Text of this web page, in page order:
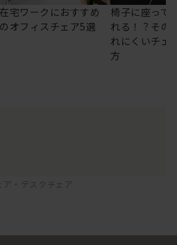
在宅ワークにおすすめ
のオフィスチェア5選
椅子に座って
れる！？その
れにくいチェ
方
ア・デスクチェア